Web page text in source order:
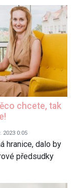
chcete, tak
2023 0:05
hranice, dalo by
předsudky